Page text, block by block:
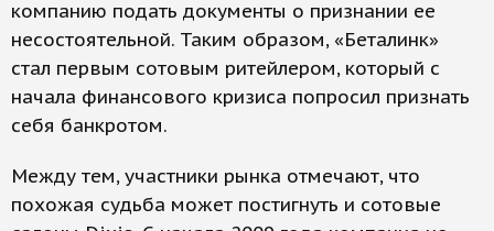
компанию подать документы о признании ее
несостоятельной. Таким образом, «Беталинк»
стал первым сотовым ритейлером, который с
начала финансового кризиса попросил признать
себя банкротом.
Между тем, участники рынка отмечают, что
похожая судьба может постигнуть и сотовые